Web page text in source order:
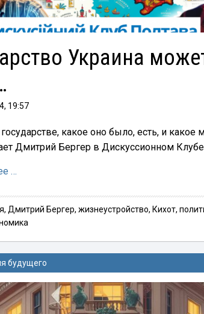
Украина
, 19:57
какое оно было, есть, и какое
Дмитрий Бергер в Дискуссионном
…
, Дмитрий Бергер, жизнеустройство, Кихот,
будущего